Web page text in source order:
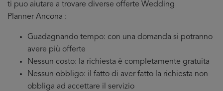
ti puo aiutare a trovare diverse offerte Wedding
Planner Ancona :
Guadagnando tempo: con una domanda si potranno
avere più offerte
Nessun costo: la richiesta è completamente gratuita
Nessun obbligo: il fatto di aver fatto la richiesta non
obbliga ad accettare il servizio